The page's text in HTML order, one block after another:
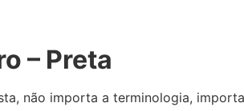
– Preta
não importa a terminologia,